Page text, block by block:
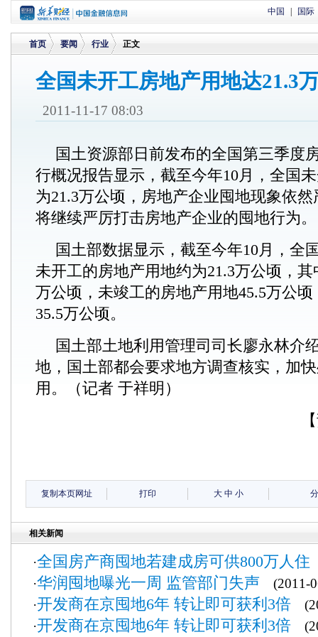
中国 国际
首页
>
要闻
>
行业
>
正文
全国未开工房地产用地达21.3
2011-11-17 08:03
国土资源部日前发布的全国第三季度
行概况报告显示，截至今年10月，全国
为21.3万公顷，房地产企业囤地现象依
将继续严厉打击房地产企业的囤地行为。
国土部数据显示，截至今年10月，全
未开工的房地产用地约为21.3万公顷，其
万公顷，未竣工的房地产用地45.5万公
35.5万公顷。
国土部土地利用管理司司长廖永林介
地，国土部都会要求地方调查核实，加
用。（记者 于祥明）
复制本页网址 打印 大 中 小
相关新闻
·全国房产商囤地若建成房可供800万人住
·华润囤地曝光一周 监管部门失声 (2011-
·开发商在京囤地6年 转让即可获利3倍
·开发商在京囤地6年 转让即可获利3倍